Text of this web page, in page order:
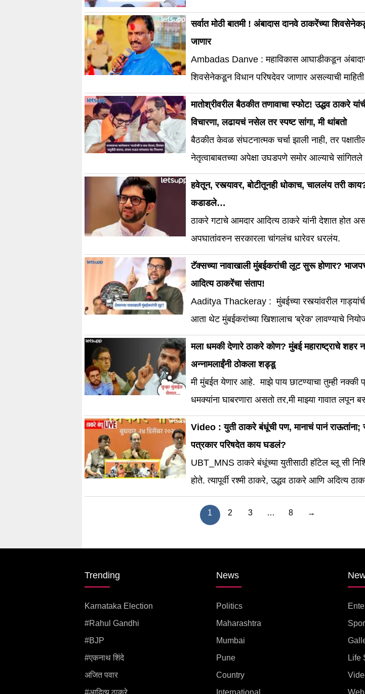
सर्वात मोठी बातमी ! अंबादास दानवे ठाकरेंच्या
जाणार
Ambadas Danve : महाविकास आघाडीकडून
शिवसेनेकडून विधान परिषदेवर जाणार असल्याची
दिली आहे.
मातोश्रीवरील बैठकीत तणावाचा स्फोट! उद्धव ठाकरे
विचारणा, लढायचं नसेल तर स्पष्ट सांगा, मी थांबतो
बैठकीत केवळ संघटनात्मक चर्चा झाली नाही, तर
नेतृत्वाबाबतच्या अपेक्षा उघडपणे समोर आल्याचे
हवेतून, रस्त्यावर, बोटीतूनही धोकाच, चाललंय तरी
कडाडले…
ठाकरे गटाचे आमदार आदित्य ठाकरे यांनी देशात होत
अपघातांवरुन सरकारला चांगलंच धारेवर धरलंय.
टॅक्सच्या नावाखाली मुंबईकरांची लूट सुरू होणार?
आदित्य ठाकरेंचा संताप!
Aaditya Thackeray : मुंबईच्या रस्त्यांवरील गाड्यांची
आता थेट मुंबईकरांच्या खिशालाच 'ब्रेक' लावण्याचे
मला धमकी देणारे ठाकरे कोण? मुंबई महाराष्ट्राचे शहर
अन्नामलाईंनी ठोकला शड्डू
मी मुंबईत येणार आहे. माझे पाय छाटण्याचा तुम्ही नक्की
धमक्यांना घाबरणारा असतो तर,मी माझ्या गावात लपून
Video : युती ठाकरे बंधूंची पण, मानाचं पानं
पत्रकार परिषदेत काय घडलं?
UBT_MNS ठाकरे बंधूंच्या युतीसाठी हॉटेल ब्लू सी
होते. त्यापूर्वी रश्मी ठाकरे, उद्धव ठाकरे आणि अदित्य
1 2 3 … 8 →
Trending
Karnataka Election
#rahul Gandhi
#BJP
#एकनाथ शिंदे
अजित पवार
#आदित्य ठाकरे
News
Politics
Maharashtra
Mumbai
Pune
Country
International
Life